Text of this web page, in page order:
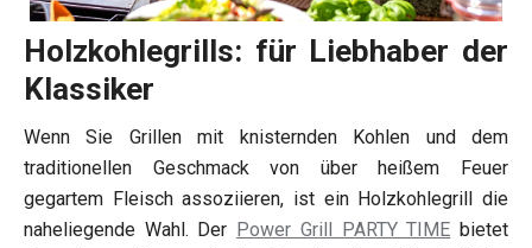
Holzkohlegrills: für Liebhaber der
Klassiker
Wenn Sie Grillen mit knisternden Kohlen und dem
traditionellen Geschmack von über heißem Feuer
gegartem Fleisch assoziieren, ist ein Holzkohlegrill die
naheliegende Wahl. Der Power Grill PARTY TIME bietet